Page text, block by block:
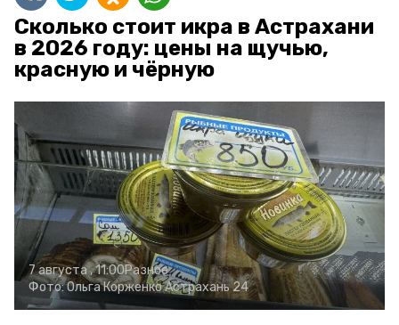
Сколько стоит икра в Астрахани
в 2026 году: цены на щучью,
красную и чёрную
7 августа , 11:00Разное
Фото:Ольга КорженкоАстрахань 24